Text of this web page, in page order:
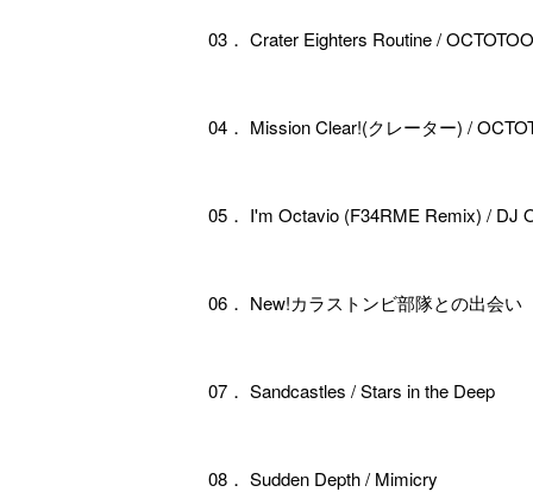
03． Crater Eighters Routine /
04． Mission Clear!(クレーター) /
05． I'm Octavio (F34RME Remix) / DJ
06． New!カラストンビ部隊との出会い
07． Sandcastles / Stars in the Deep
08． Sudden Depth / Mimicry